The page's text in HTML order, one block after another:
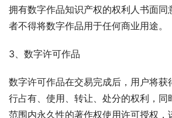
拥有数字作品知识产权的权利人书面同
者不得将数字作品用于任何商业用途。
3、数字许可作品
数字许可作品在交易完成后，用户将获
行占有、使用、转让、处分的权利，同
范围内永久性的著作权使用许可授权，